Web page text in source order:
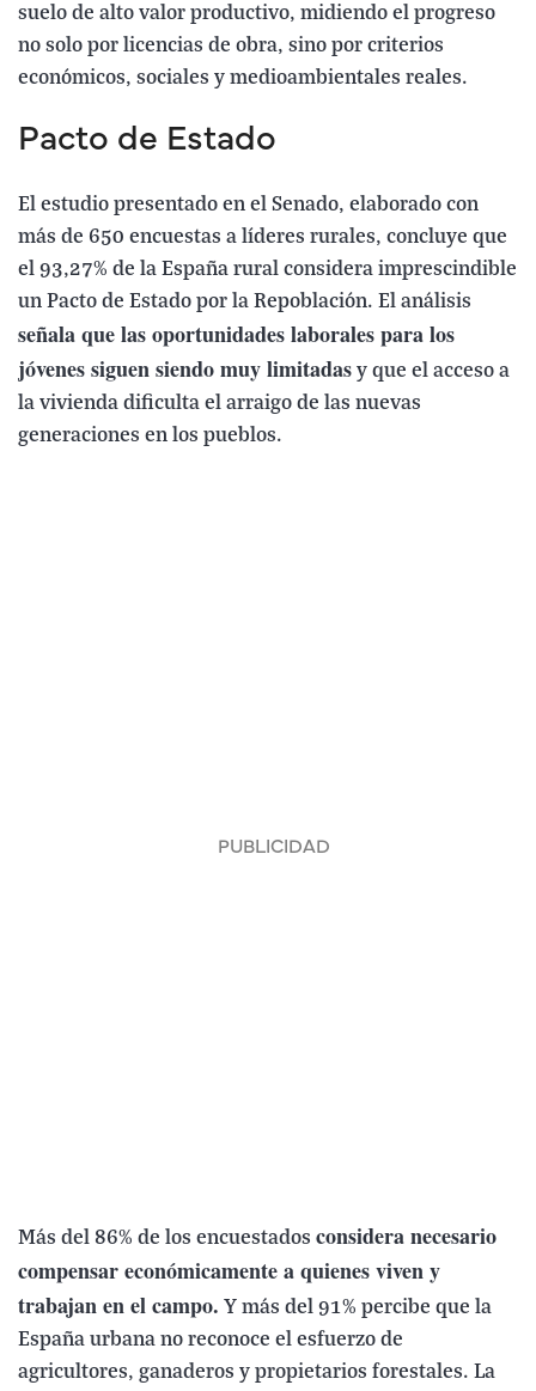
suelo de alto valor productivo, midiendo el progreso
no solo por licencias de obra, sino por criterios
económicos, sociales y medioambientales reales.
Pacto de Estado
El estudio presentado en el Senado, elaborado con
más de 650 encuestas a líderes rurales, concluye que
el 93,27% de la España rural considera imprescindible
un Pacto de Estado por la Repoblación. El análisis
señala que las oportunidades laborales para los
jóvenes siguen siendo muy limitadas y que el acceso a
la vivienda dificulta el arraigo de las nuevas
generaciones en los pueblos.
Más del 86% de los encuestados considera necesario
compensar económicamente a quienes viven y
trabajan en el campo. Y más del 91% percibe que la
España urbana no reconoce el esfuerzo de
agricultores, ganaderos y propietarios forestales. La